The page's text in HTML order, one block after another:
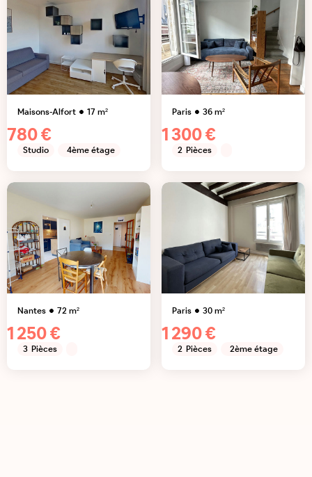
Maisons-Alfort 17m²
780 €
Studio 4ème étage
Paris 36m²
1 300 €
2 Pièces
Nantes 72m²
1 250 €
3 Pièces
Paris 30m²
1 290 €
2 Pièces 2ème étage